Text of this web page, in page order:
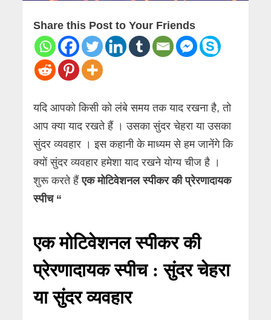
Share this Post to Your Friends
यदि आपको किसी को लंबे समय तक याद रखना है, तो
आप क्या याद रखते हैं । उसका सुंदर चेहरा या उसका
सुंदर व्यवहार । इस कहानी के माध्यम से हम जानेंगे कि
क्यों सुंदर व्यवहार हमेशा याद रखने योग्य चीज है ।
शुरू करते हैंएक मोटिवेशनल स्पीकर की प्रेरणादायक
स्पीच “
एक मोटिवेशनल स्पीकर की
प्रेरणादायक स्पीच : सुंदर चेहरा
या सुंदर व्यवहार